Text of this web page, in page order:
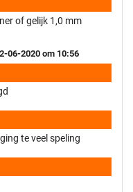
of gelijk 1,0 mm
06-2020 om 10:56
te veel speling